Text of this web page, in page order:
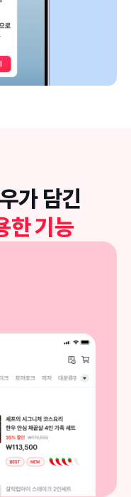
가 담긴
한 기능